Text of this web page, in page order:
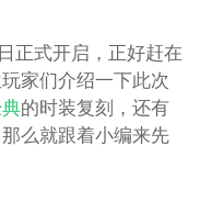
正式开启，正好赶在
家们介绍一下此次
的时装复刻，还有
么就跟着小编来先